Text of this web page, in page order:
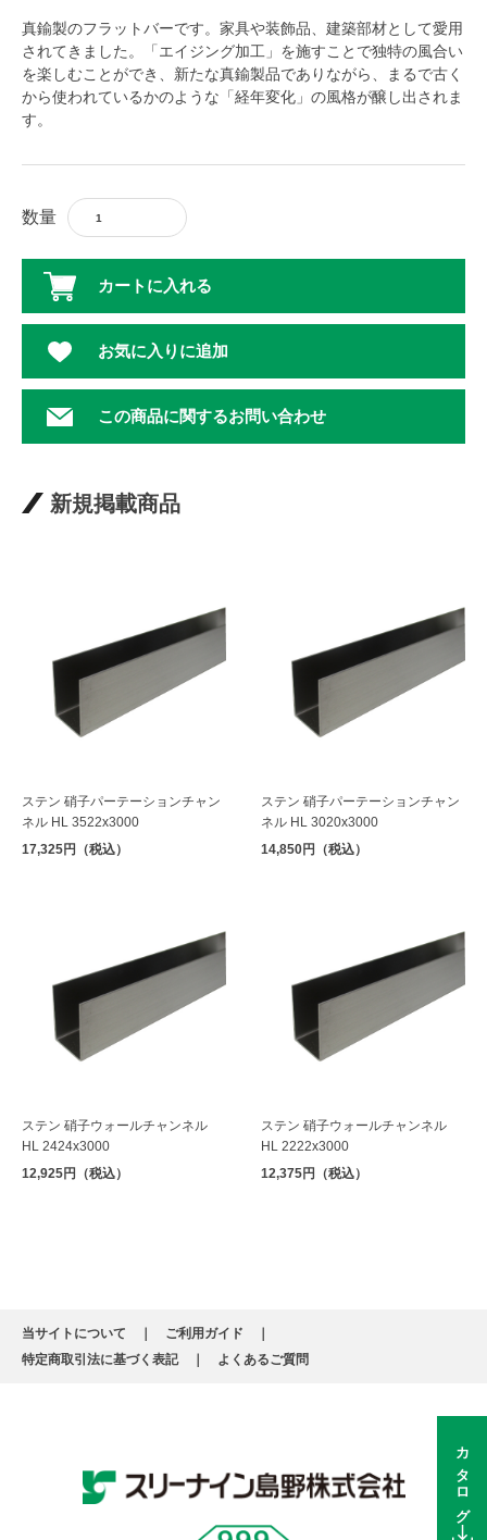
真鍮製のフラットバーです。家具や装飾品、建築部材として愛用
されてきました。「エイジング加工」を施すことで独特の風合い
を楽しむことができ、新たな真鍮製品でありながら、まるで古く
から使われているかのような「経年変化」の風格が醸し出されま
す。
数量
カートに入れる
お気に入りに追加
この商品に関するお問い合わせ
新規掲載商品
ステン 硝子パーテーションチャン
ネル HL 3522x3000
17,325円（税込）
ステン 硝子パーテーションチャン
ネル HL 3020x3000
14,850円（税込）
ステン 硝子ウォールチャンネル
HL 2424x3000
12,925円（税込）
ステン 硝子ウォールチャンネル
HL 2222x3000
12,375円（税込）
当サイトについて
ご利用ガイド
特定商取引法に基づく表記
よくあるご質問
カタログ